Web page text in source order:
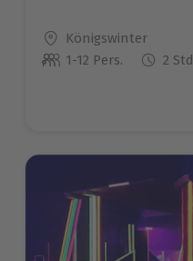
Standort
Königswinter
Anzahl der Teilnehmer
1-12 Pers. 2 Std